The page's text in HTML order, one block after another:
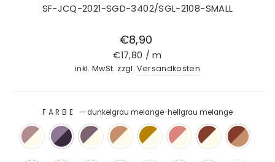
SF-JCQ-2021-SGD-3402/SGL-2108-SMALL
Normaler
Preis
€8,90
€17,80 / m
inkl. MwSt. zzgl.Versandkosten
FARBE —dunkelgrau melange-hellgrau melange